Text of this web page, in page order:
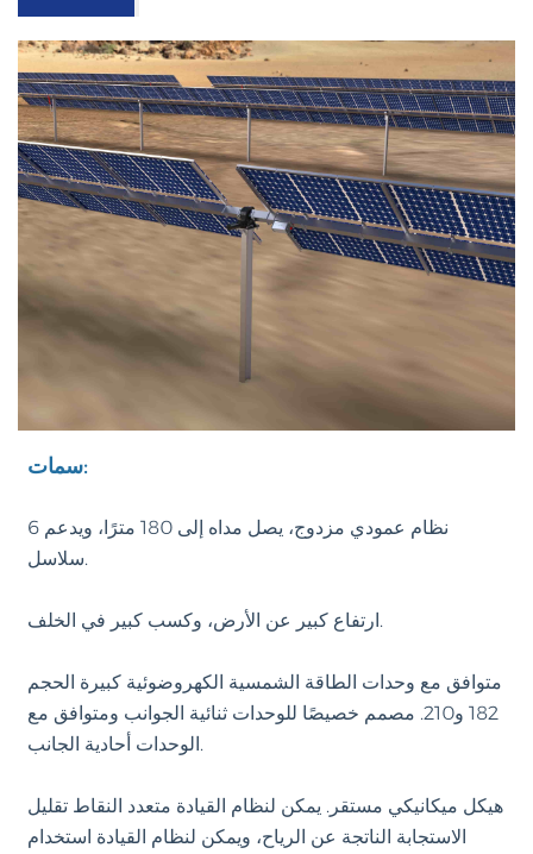
سمات:
نظام عمودي مزدوج، يصل مداه إلى 180 مترًا، ويدعم 6
سلاسل.
ارتفاع كبير عن الأرض، وكسب كبير في الخلف.
متوافق مع وحدات الطاقة الشمسية الكهروضوئية كبيرة الحجم
182 و210. مصمم خصيصًا للوحدات ثنائية الجوانب ومتوافق مع
الوحدات أحادية الجانب.
هيكل ميكانيكي مستقر. يمكن لنظام القيادة متعدد النقاط تقليل
الاستجابة الناتجة عن الرياح، ويمكن لنظام القيادة استخدام